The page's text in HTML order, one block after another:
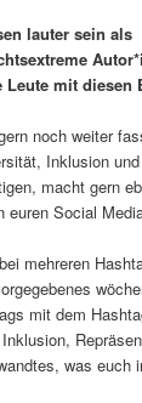
lauter sein als
Leute mit diesen
noch weiter
Inklusion
macht gern
euren Social
mehreren
mit dem
was euch